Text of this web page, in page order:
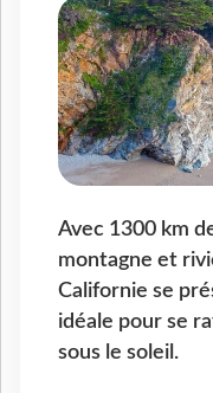
Avec 1300 km
montagne et
Californie se
idéale pour se
sous le soleil.